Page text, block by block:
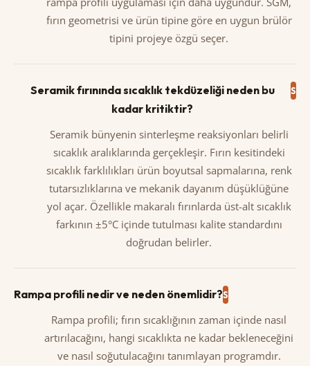
fırın geometrisi ve ürün tipine göre en uygun brülör
tipini projeye özgü seçer.
Seramik fırınında sıcaklık tekdüzeliği neden bu
kadar kritiktir?
Seramik bünyenin sinterleşme reaksiyonları belirli
sıcaklık aralıklarında gerçekleşir. Fırın kesitindeki
sıcaklık farklılıkları ürün boyutsal sapmalarına, renk
tutarsızlıklarına ve mekanik dayanım düşüklüğüne
yol açar. Özellikle makaralı fırınlarda üst-alt sıcaklık
farkının ±5°C içinde tutulması kalite standardını
doğrudan belirler.
Rampa profili nedir ve neden önemlidir?
Rampa profili; fırın sıcaklığının zaman içinde nasıl
artırılacağını, hangi sıcaklıkta ne kadar bekleneceğini
ve nasıl soğutulacağını tanımlayan programdır.